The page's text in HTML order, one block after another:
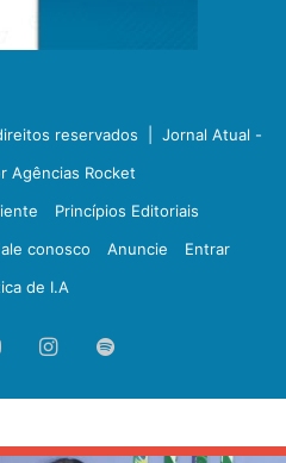
reservados | Jornal Atual -
Agências Rocket
Princípios Editoriais
conosco Anuncie
Entrar
de I.A
YouTubeInstagram
Spotify